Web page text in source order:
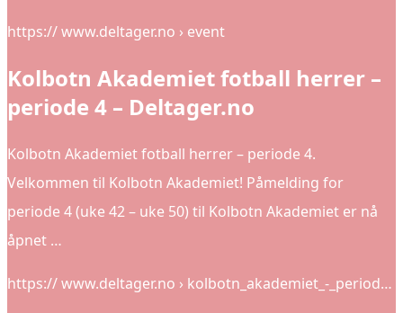
https:// www.deltager.no › event
Kolbotn Akademiet fotball herrer –
periode 4 – Deltager.no
Kolbotn Akademiet fotball herrer – periode 4.
Velkommen til Kolbotn Akademiet! Påmelding for
periode 4 (uke 42 – uke 50) til Kolbotn Akademiet er nå
åpnet …
https:// www.deltager.no › kolbotn_akademiet_-_period…